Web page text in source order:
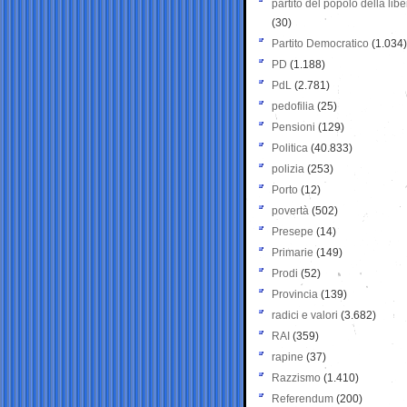
partito del popolo della
(30)
Partito Democratico (1.034)
PD (1.188)
PdL (2.781)
pedofilia (25)
Pensioni (129)
Politica (40.833)
polizia (253)
Porto (12)
povertà (502)
Presepe (14)
Primarie (149)
Prodi (52)
Provincia (139)
radici e valori (3.682)
RAI (359)
rapine (37)
Razzismo (1.410)
Referendum (200)